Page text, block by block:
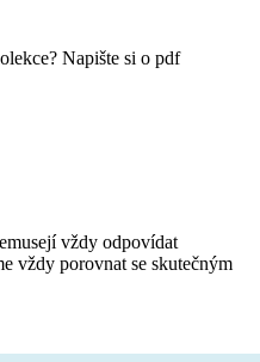
Napište si o pdf
vždy odpovídat
vždy porovnat se skutečným